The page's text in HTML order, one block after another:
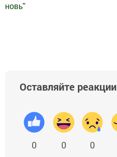
новь"
Оставляйте реакции
0 0 0